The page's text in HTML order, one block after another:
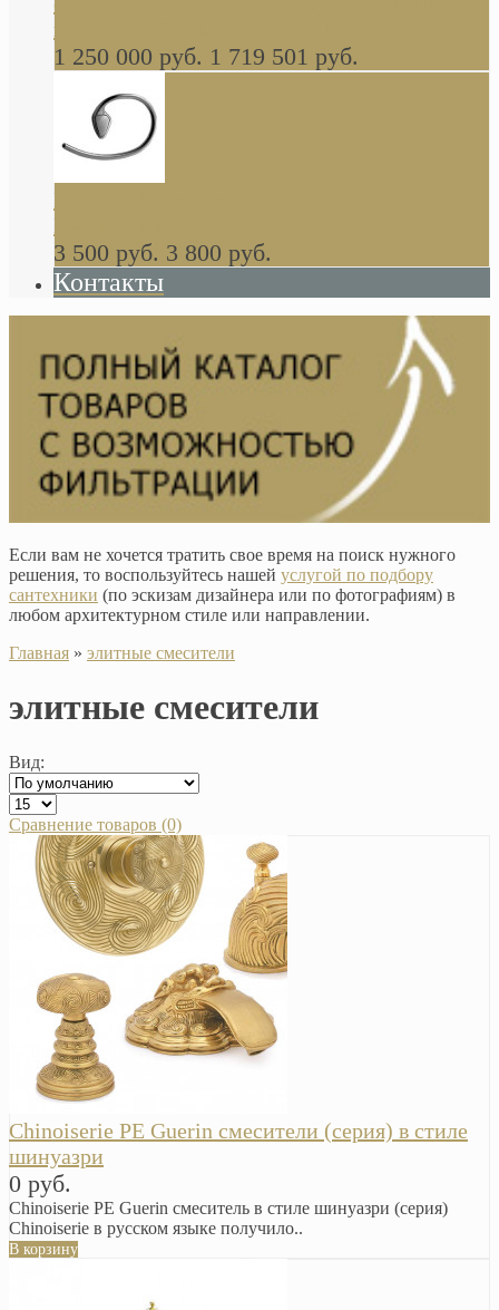
коричневый матовый окрас + серебро
1 250 000 руб. 1 719 501 руб.
Khala Colombo аксессуары (серия) В
НАЛИЧИИ
3 500 руб. 3 800 руб.
Контакты
Если вам не хочется тратить свое время на поиск нужного
решения, то воспользуйтесь нашей услугой по подбору
сантехники (по эскизам дизайнера или по фотографиям) в
любом архитектурном стиле или направлении.
Главная » элитные смесители
элитные смесители
Вид:
Сравнение товаров (0)
Chinoiserie PE Guerin смесители (серия) в стиле
шинуазри
0 руб.
Chinoiserie PE Guerin смеситель в стиле шинуазри (серия)
Chinoiserie в русском языке получило..
В корзину